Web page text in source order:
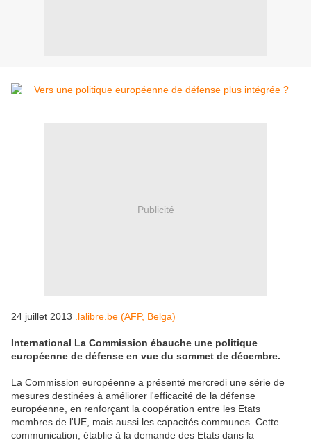
Publicité
24 juillet 2013 .lalibre.be (AFP, Belga)
International La Commission ébauche une politique
européenne de défense en vue du sommet de décembre.
La Commission européenne a présenté mercredi une série de
mesures destinées à améliorer l'efficacité de la défense
européenne, en renforçant la coopération entre les Etats
membres de l'UE, mais aussi les capacités communes. Cette
communication, établie à la demande des Etats dans la